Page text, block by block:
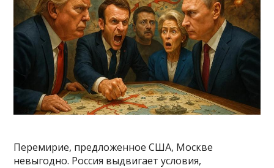
Перемирие, предложенное США, Москве
невыгодно. Россия выдвигает условия,